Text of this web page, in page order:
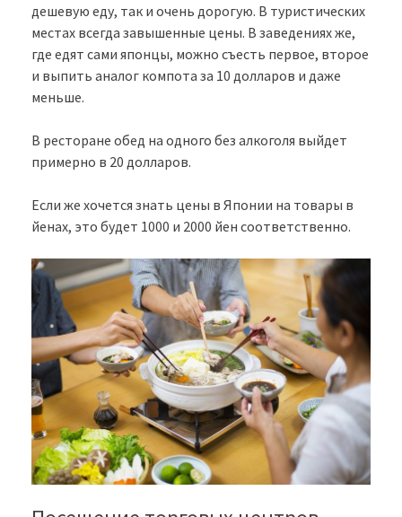
дешевую еду, так и очень дорогую. В туристических
местах всегда завышенные цены. В заведениях же,
где едят сами японцы, можно съесть первое, второе
и выпить аналог компота за 10 долларов и даже
меньше.
В ресторане обед на одного без алкоголя выйдет
примерно в 20 долларов.
Если же хочется знать цены в Японии на товары в
йенах, это будет 1000 и 2000 йен соответственно.